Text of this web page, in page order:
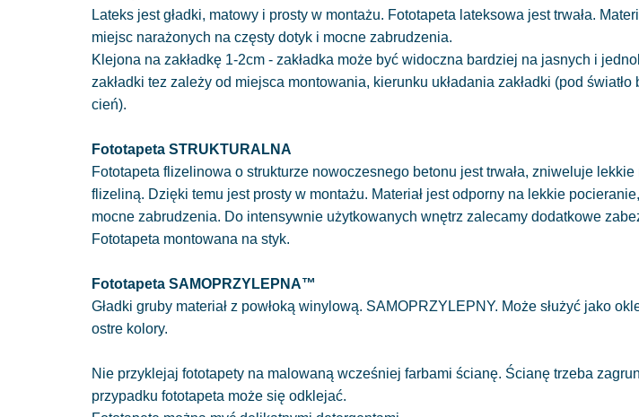
Lateks jest gładki, matowy i prosty w montażu. Fototapeta lateksowa jest trwała.
miejsc narażonych na częsty dotyk i mocne zabrudzenia.
Klejona na zakładkę 1-2cm - zakładka może być widoczna bardziej na jasnych i
zakładki tez zależy od miejsca montowania, kierunku układania zakładki (pod
cień).
Fototapeta STRUKTURALNA
Fototapeta flizelinowa o strukturze nowoczesnego betonu jest trwała, zniweluje
flizeliną. Dzięki temu jest prosty w montażu. Materiał jest odporny na lekkie
mocne zabrudzenia. Do intensywnie użytkowanych wnętrz zalecamy dodatkowe
Fototapeta montowana na styk.
Fototapeta SAMOPRZYLEPNA™
Gładki gruby materiał z powłoką winylową. SAMOPRZYLEPNY. Może służyć jako
ostre kolory.
Nie przyklejaj fototapety na malowaną wcześniej farbami ścianę. Ścianę trzeba
przypadku fototapeta może się odklejać.